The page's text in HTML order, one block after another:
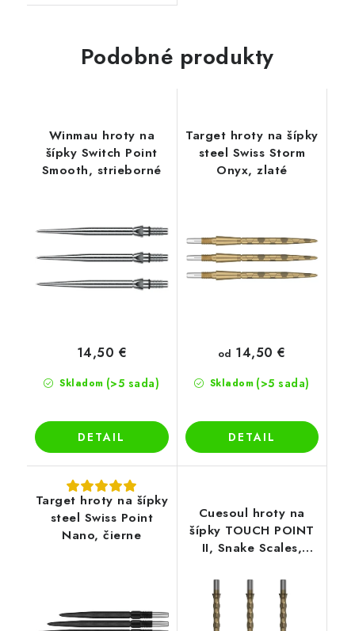
Podobné produkty
Winmau hroty na
šípky Switch Point
Smooth, strieborné
Skladom (>5 sada)
14,50 €
DETAIL
Target hroty na šípky
steel Swiss Storm
Onyx, zlaté
Skladom (>5 sada)
od 14,50 €
DETAIL
Target hroty na šípky
steel Swiss Point
Nano, čierne
Cuesoul hroty na
šípky TOUCH POINT
II, Snake Scales,